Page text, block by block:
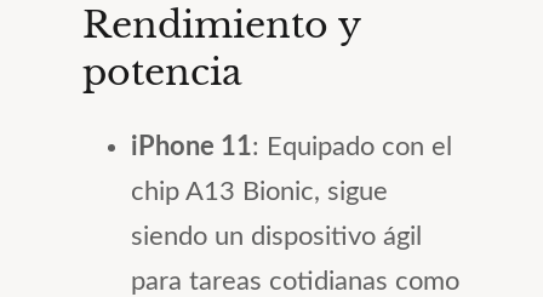
Rendimiento y
potencia
iPhone 11: Equipado con el
chip A13 Bionic, sigue
siendo un dispositivo ágil
para tareas cotidianas como